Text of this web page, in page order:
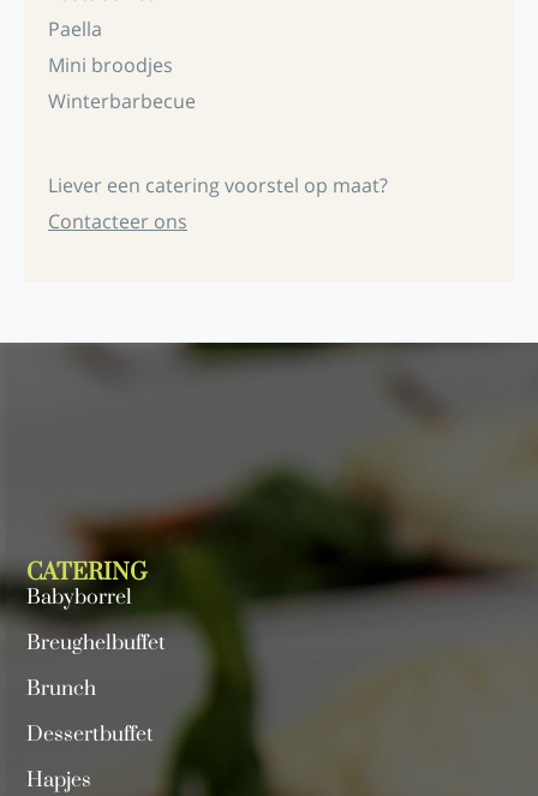
Paella
Mini broodjes
Winterbarbecue
Liever een catering voorstel op maat?
Contacteer ons
CATERING
Babyborrel
Breughelbuffet
Brunch
Dessertbuffet
Hapjes